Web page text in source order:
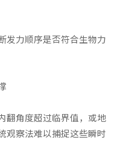
发力顺序是否符合生物力
翻角度超过临界值，或地
观察法难以捕捉这些瞬时